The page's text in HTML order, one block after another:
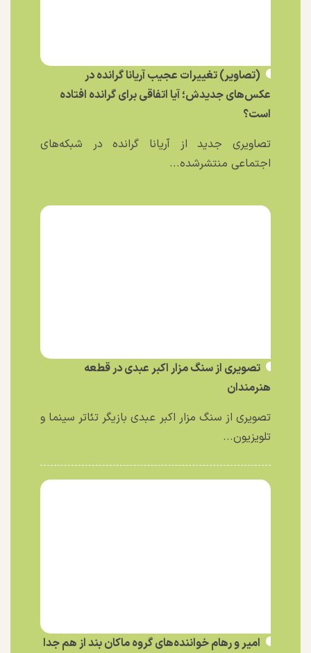
(تصاویر) تغییرات عجیب آریانا گرانده در
عکس‌های جدیدش؛ آیا اتفاقی برای گرانده افتاده
است؟
تصاویری جدید از آریانا گرانده در شبکه‌های
اجتماعی منتشرشده...
تصویری از سنگ مزار اکبر عبدی در قطعه
هنرمندان
تصویری از سنگ مزار اکبر عبدی بازیگر تئاتر سینما و
تلویزیون...
امیر و رهام خواننده‌های گروه ماکان بند از هم جدا